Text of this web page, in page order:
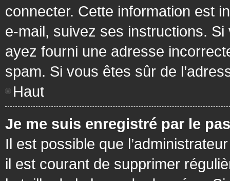
connecter. Cette information est
e-mail, suivez ses instructions. Si
ayez fourni une adresse
spam. Si vous êtes sûr de
Haut
Je me suis enregistré par le
Il est possible que
il est courant de supprimer